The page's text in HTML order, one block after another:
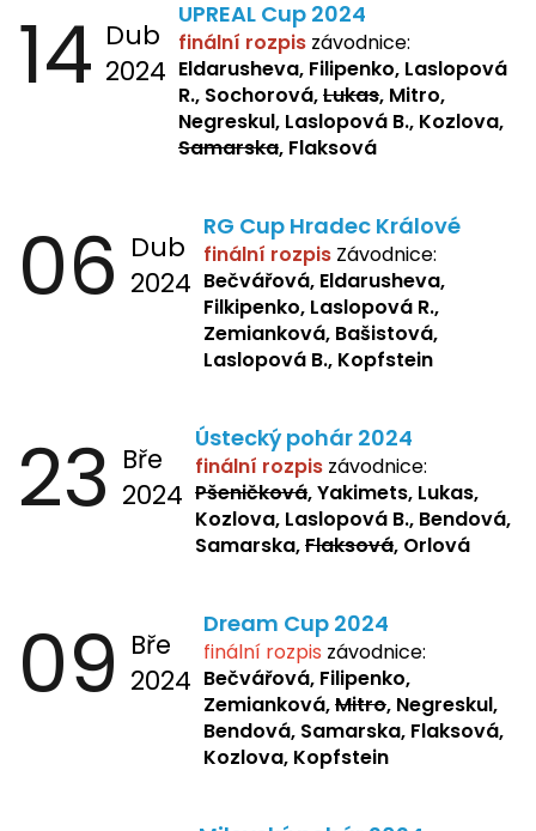
14 Dub
2024
UPREAL Cup 2024
finální rozpis závodnice:
Eldarusheva, Filipenko, Laslopová
R., Sochorová,Lukas, Mitro,
Negreskul, Laslopová B., Kozlova,
Samarska, Flaksová
06 Dub
2024
RG Cup Hradec Králové
finální rozpis Závodnice:
Bečvářová, Eldarusheva,
Filkipenko, Laslopová R.,
Zemianková, Bašistová,
Laslopová B., Kopfstein
23 Bře
2024
Ústecký pohár 2024
finální rozpis závodnice:
Pšeničková, Yakimets, Lukas,
Kozlova, Laslopová B., Bendová,
Samarska,Flaksová, Orlová
09 Bře
2024
Dream Cup 2024
finální rozpis závodnice:
Bečvářová, Filipenko,
Zemianková,Mitro, Negreskul,
Bendová, Samarska, Flaksová,
Kozlova, Kopfstein